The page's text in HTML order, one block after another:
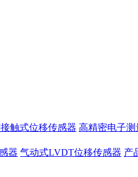
触式位移传感器 高精密电子测
器 气动式LVDT位移传感器 产